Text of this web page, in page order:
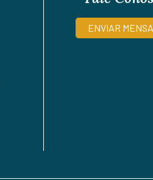
ENVIAR